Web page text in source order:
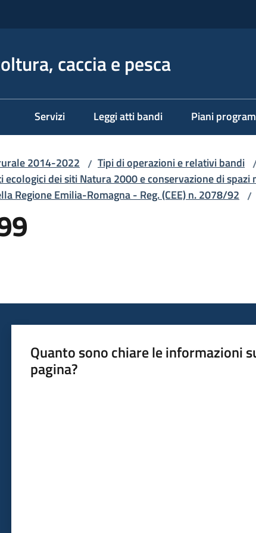
caccia e pesca
Servizi Leggi atti bandi Piani
2014-2022 / Tipi di operazioni e relativi bandi
dei siti Natura 2000 e conservazione di
Regione Emilia-Romagna - Reg. (CEE) n. 2078/92 /
Quanto sono chiare le informazioni
pagina?